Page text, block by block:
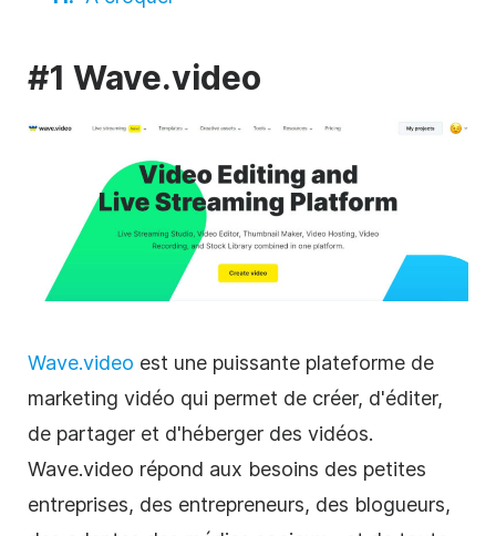
#1 Wave.video
Wave.video est une puissante plateforme de
marketing vidéo qui permet de créer, d'éditer,
de partager et d'héberger des vidéos.
Wave.video répond aux besoins des petites
entreprises, des entrepreneurs, des blogueurs,